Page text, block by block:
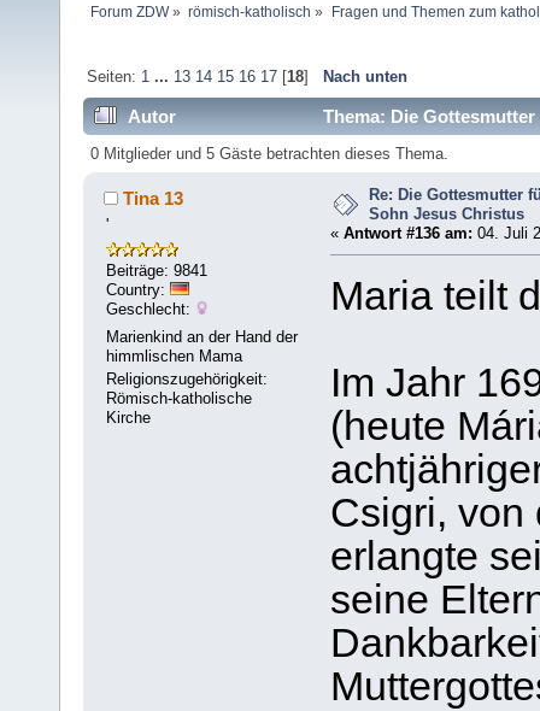
Forum ZDW» römisch-katholisch » Fragen und Themen zum
Seiten: 1 ... 13 14 15 16 17[18] Nach unten
Autor Thema: Die
0 Mitglieder und 5 Gäste betrachten dieses Thema.
Tina 13
'
Beiträge: 9841
Country:
Geschlecht:
Marienkind an der Hand der
himmlischen Mama
Religionszugehörigkeit:
Römisch-katholische
Kirche
Re: Die Gottesmutter
Sohn Jesus Christus
« Antwort #136 am: 04. Juli
Maria teilt
Im Jahr
(heute
Csigri, von
erlangte
seine